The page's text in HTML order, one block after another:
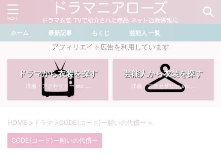
＼ ドラマ・芸能人を検索 ／
おすすめ検索ワード
川口春奈
・石原さとみ
・菜々緒
畑芽育
ホーム 最新記事 もくじ 芸能人 一覧
アフィリエイト広告を利用しています
ドラマから衣装を探す
洋服・アクセサリー etc ...
芸能人から衣装を探す
洋服・アクセサリー etc ...
HOME > ドラマ >CODE(コード)ー願いの代償ー >
CODE(コード)ー願いの代償ー